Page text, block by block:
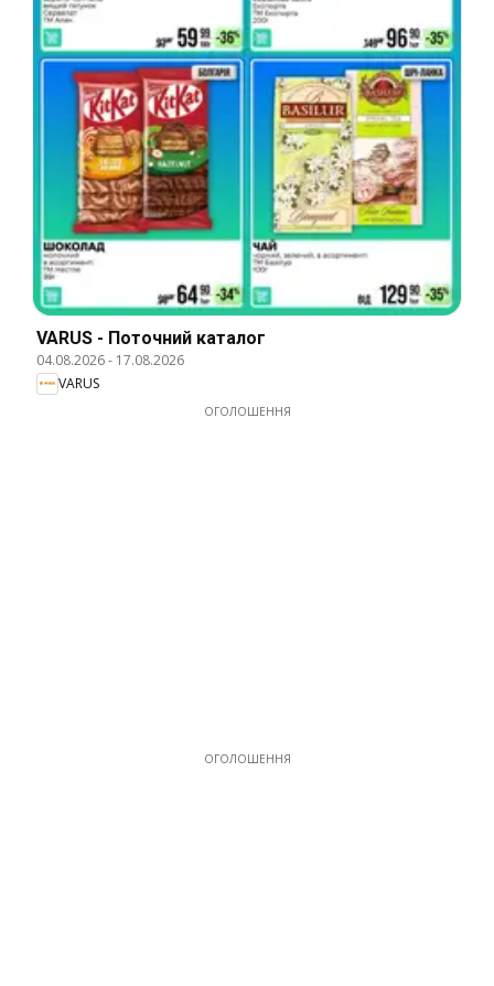
VARUS - Поточний каталог
04.08.2026- 17.08.2026
VARUS
ОГОЛОШЕННЯ
ОГОЛОШЕННЯ